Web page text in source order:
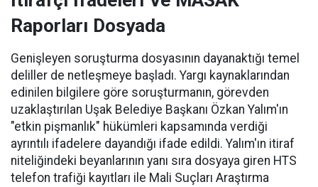
Raporları Dosyada
Genişleyen soruşturma dosyasının dayanaktığı temel
deliller de netleşmeye başladı. Yargı kaynaklarından
edinilen bilgilere göre soruşturmanın, görevden
uzaklaştırılan Uşak Belediye Başkanı Özkan Yalım'ın
"etkin pişmanlık" hükümleri kapsamında verdiği
ayrıntılı ifadelere dayandığı ifade edildi. Yalım'ın itiraf
niteliğindeki beyanlarının yanı sıra dosyaya giren HTS
telefon trafiği kayıtları ile Mali Suçları Araştırma